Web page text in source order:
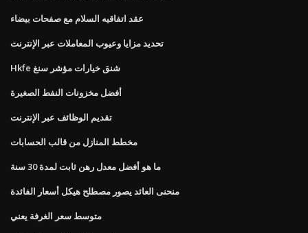
عقد اتفاقيه السلام مع صفحات بيضاء
تحديد مزايا وعيوب المعاملات عبر الإنترنت
Hkfe شنق خيارات مؤشر سنغ
أفضل مخزونات النفط الصغيرة
تقديم الوظائف عبر الإنترنت
مخطط المنازل من قالب الحسابات
ما هو أفضل معدل رهن ثابت لمدة 30 سنة
منحنى العائد يصور مصطلح هيكل أسعار الفائدة
متوسط ​​سعر الغرفة يعني